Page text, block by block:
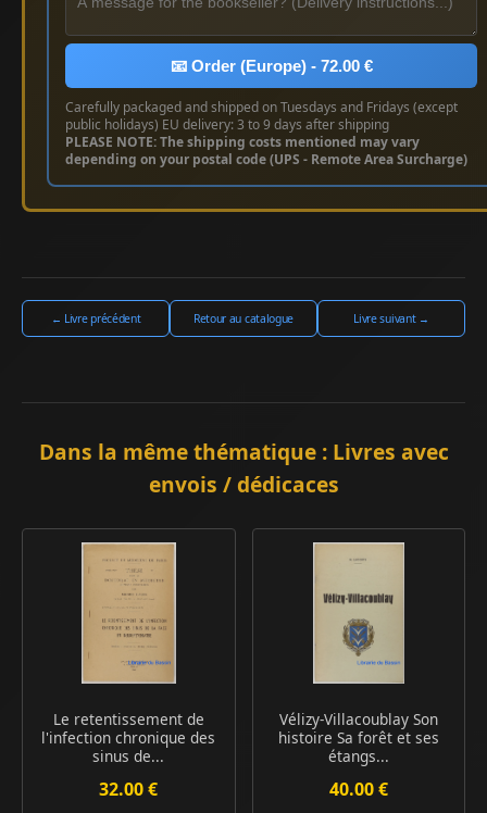
📧 Order (Europe) - 72.00 €
Carefully packaged and shipped on Tuesdays and Fridays (except
public holidays) EU delivery: 3 to 9 days after shipping
PLEASE NOTE: The shipping costs mentioned may vary
depending on your postal code (UPS - Remote Area Surcharge)
← Livre précédent Retour au catalogue Livre suivant →
Dans la même thématique : Livres avec
envois / dédicaces
Le retentissement de
l'infection chronique des
sinus de...
32.00 €
Vélizy-Villacoublay Son
histoire Sa forêt et ses
étangs...
40.00 €